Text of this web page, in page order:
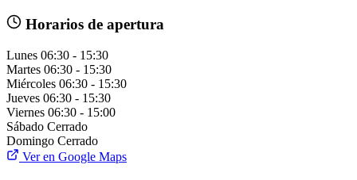
Horarios de apertura
Lunes 06:30 - 15:30
Martes 06:30 - 15:30
Miércoles 06:30 - 15:30
Jueves 06:30 - 15:30
Viernes 06:30 - 15:00
Sábado Cerrado
Domingo Cerrado
Ver en Google Maps